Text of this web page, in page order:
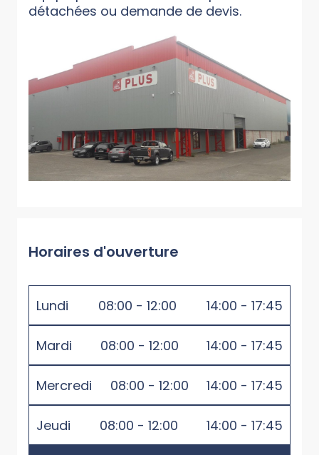
détachées ou demande de devis.
Horaires d'ouverture
Lundi 08:00 - 12:00 14:00 - 17:45
Mardi 08:00 - 12:00 14:00 - 17:45
Mercredi 08:00 - 12:00 14:00 - 17:45
Jeudi 08:00 - 12:00 14:00 - 17:45